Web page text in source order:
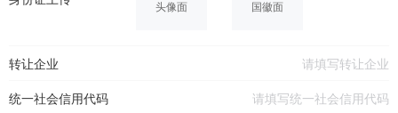
头像面 国徽面
转让企业
统一社会信用代码